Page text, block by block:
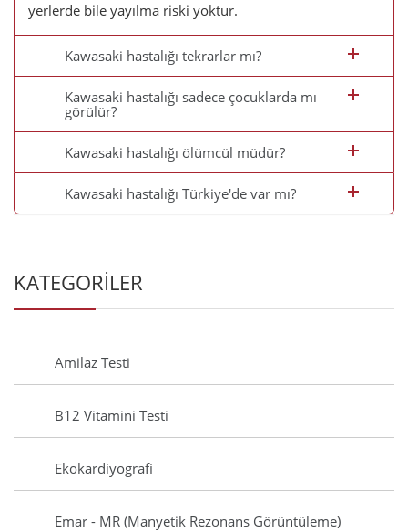
yerlerde bile yayılma riski yoktur.
Kawasaki hastalığı tekrarlar mı?
Kawasaki hastalığı sadece çocuklarda mı
görülür?
Kawasaki hastalığı ölümcül müdür?
Kawasaki hastalığı Türkiye'de var mı?
KATEGORİLER
Amilaz Testi
B12 Vitamini Testi
Ekokardiyografi
Emar - MR (Manyetik Rezonans Görüntüleme)